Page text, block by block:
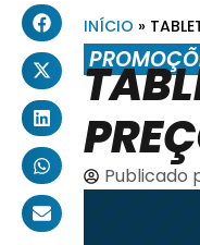
INÍCIO »
Publicado